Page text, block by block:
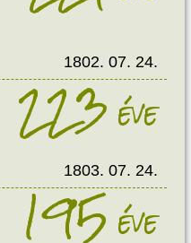
1802. 07. 24.
223éve
1803. 07. 24.
195éve